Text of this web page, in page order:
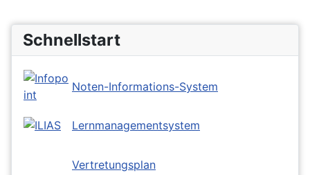
Schnellstart
Noten-Informations-System
Lernmanagementsystem
Vertretungsplan